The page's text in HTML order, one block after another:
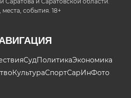
события. 18+
СудПолитикаЭкономика
КультураСпортСарИнФото